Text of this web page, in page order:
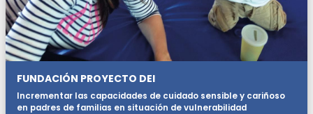
FUNDACIÓN PROYECTO DEI
Incrementar las capacidades de cuidado sensible y cariñoso
en padres de familias en situación de vulnerabilidad